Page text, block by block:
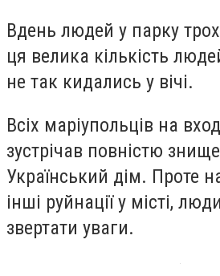
Вдень людей у парку
ця велика кількість
не так кидались у вічі.
Всіх маріупольців на
зустрічав повністю
Український дім. Проте
інші руйнації у місті,
звертати уваги.